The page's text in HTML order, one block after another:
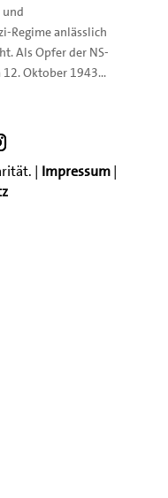
und
Regime anlässlich
Als Opfer der NS-
Oktober 1943...
| Impressum|